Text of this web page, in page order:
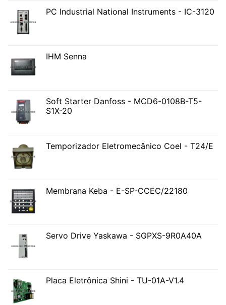
PC Industrial National Instruments - IC-3120
IHM Senna
Soft Starter Danfoss - MCD6-0108B-T5-
S1X-20
Temporizador Eletromecânico Coel - T24/E
Membrana Keba - E-SP-CCEC/22180
Servo Drive Yaskawa - SGPXS-9R0A40A
Placa Eletrônica Shini - TU-01A-V1.4